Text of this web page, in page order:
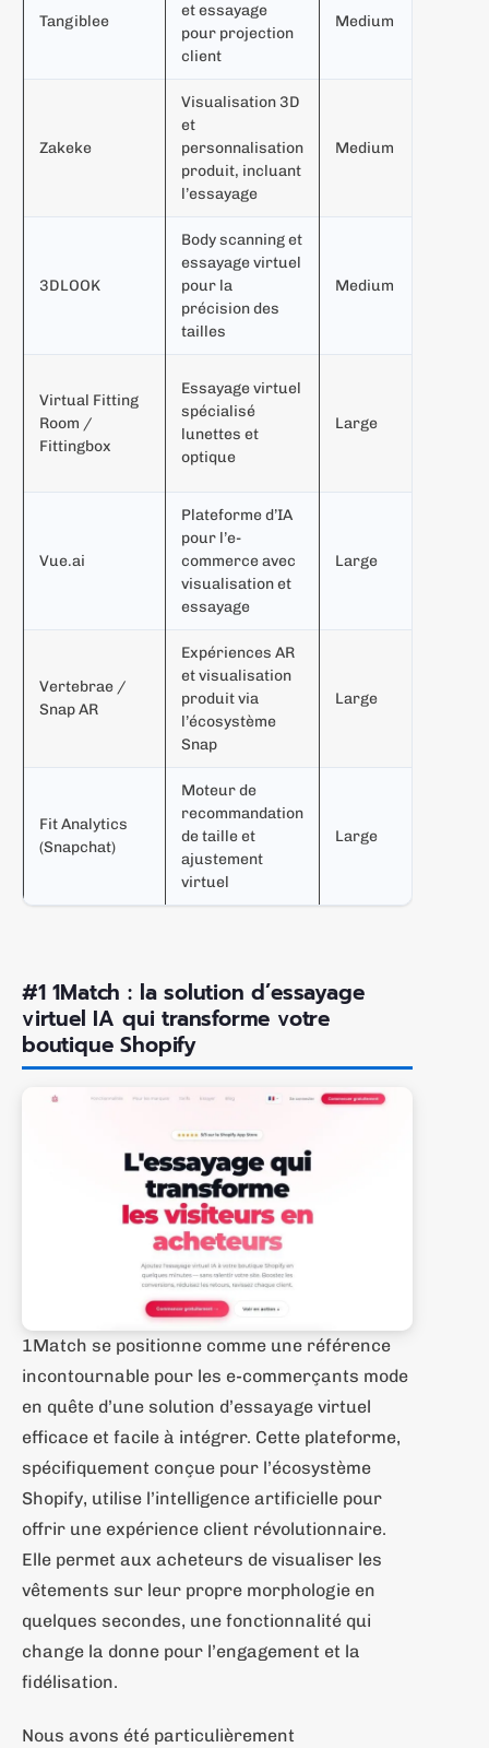
Tangiblee
et essayage
pour projection
client
Medium
Zakeke
Visualisation 3D
et
personnalisation
produit, incluant
l’essayage
Medium
3DLOOK
Body scanning et
essayage virtuel
pour la
précision des
tailles
Medium
Virtual Fitting
Room /
Fittingbox
Essayage virtuel
spécialisé
lunettes et
optique
Large
Vue.ai
Plateforme d’IA
pour l’e-
commerce avec
visualisation et
essayage
Large
Vertebrae /
Snap AR
Expériences AR
et visualisation
produit via
l’écosystème
Snap
Large
Fit Analytics
(Snapchat)
Moteur de
recommandation
de taille et
ajustement
virtuel
Large
#1 1Match : la solution d’essayage
virtuel IA qui transforme votre
boutique Shopify
1Match se positionne comme une référence
incontournable pour les e-commerçants mode
en quête d’une solution d’essayage virtuel
efficace et facile à intégrer. Cette plateforme,
spécifiquement conçue pour l’écosystème
Shopify, utilise l’intelligence artificielle pour
offrir une expérience client révolutionnaire.
Elle permet aux acheteurs de visualiser les
vêtements sur leur propre morphologie en
quelques secondes, une fonctionnalité qui
change la donne pour l’engagement et la
fidélisation.
Nous avons été particulièrement